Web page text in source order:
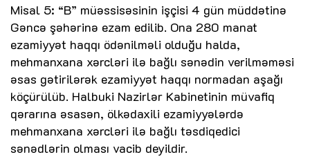
Misal 5: “B” müəssisəsinin işçisi 4 gün müddətinə
Gəncə şəhərinə ezam edilib. Ona 280 manat
ezamiyyət haqqı ödənilməli olduğu halda,
mehmanxana xərcləri ilə bağlı sənədin verilməməsi
əsas gətirilərək ezamiyyət haqqı normadan aşağı
köçürülüb. Halbuki Nazirlər Kabinetinin müvafiq
qərarına əsasən, ölkədaxili ezamiyyələrdə
mehmanxana xərcləri ilə bağlı təsdiqedici
sənədlərin olması vacib deyildir.